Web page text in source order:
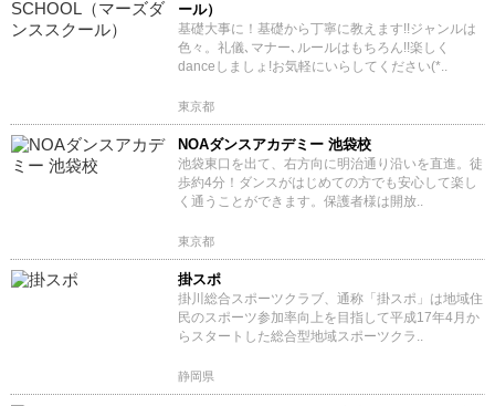
ール）
基礎大事に！基礎から丁寧に教えます!!ジャンルは
色々。礼儀､マナー､ルールはもちろん!!楽しく
danceしましょ!お気軽にいらしてください(*..
東京都
NOAダンスアカデミー 池袋校
池袋東口を出て、右方向に明治通り沿いを直進。徒
歩約4分！ダンスがはじめての方でも安心して楽し
く通うことができます。保護者様は開放..
東京都
掛スポ
掛川総合スポーツクラブ、通称「掛スポ」は地域住
民のスポーツ参加率向上を目指して平成17年4月か
らスタートした総合型地域スポーツクラ..
静岡県